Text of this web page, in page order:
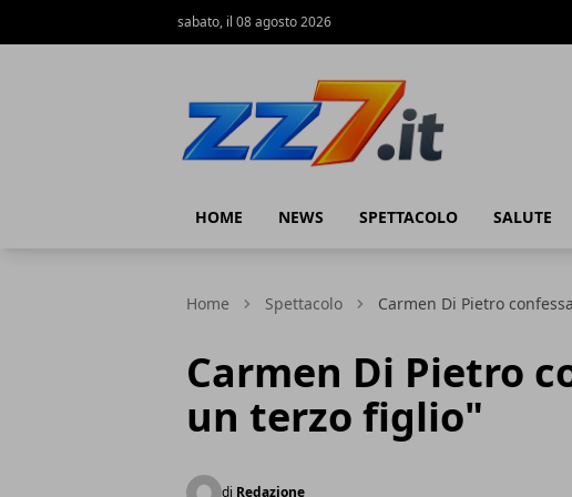
sabato, il 08 agosto 2026
HOME NEWS SPETTACOLO SALUTE
Home Spettacolo Carmen Di Pietro
Carmen Di Pietro
un terzo figlio"
di Redazione